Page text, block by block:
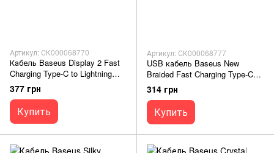
Артикул: СК000068770
Кабель Baseus Display 2 Fast
Charging Type-C to Lightning
20W 1m purple
377 грн
Купить
Артикул: СК000068777
USB кабель Baseus New
Braided Fast Charging Type-C
100W/7.5W 1m black
314 грн
Купить